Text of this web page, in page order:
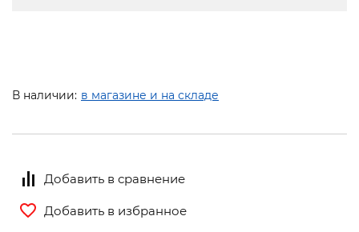
В наличии: в магазине и на складе
Добавить в сравнение
Добавить в избранное